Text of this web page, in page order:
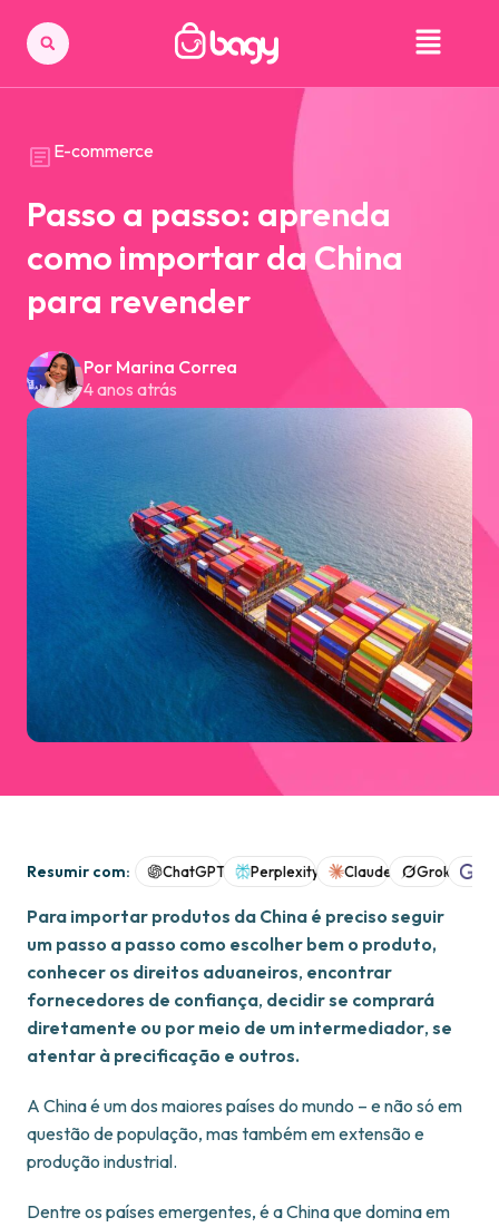
E-commerce
Passo a passo: aprenda
como importar da China
para revender
Por Marina Correa
4 anos atrás
Resumir com: ChatGPT Perplexity Claude Grok
Para importar produtos da China é preciso seguir
um passo a passo como escolher bem o produto,
conhecer os direitos aduaneiros, encontrar
fornecedores de confiança, decidir se comprará
diretamente ou por meio de um intermediador, se
atentar à precificação e outros.
A China é um dos maiores países do mundo – e não só em
questão de população, mas também em extensão e
produção industrial.
Dentre os países emergentes, é a China que domina em